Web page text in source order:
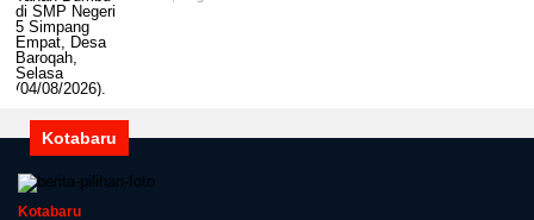
Kotabaru
Kotabaru